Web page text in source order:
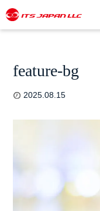
feature-bg
2025.08.15